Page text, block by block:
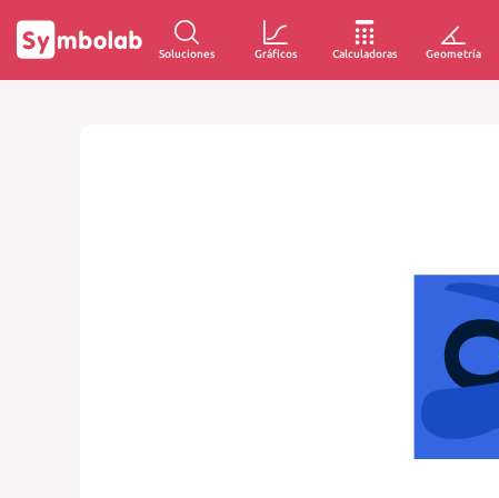
Soluciones Gráficos Calculadoras Geometría